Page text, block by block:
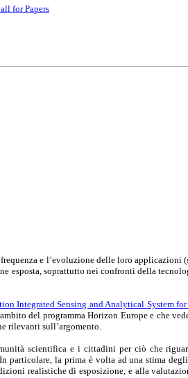
for Papers
e l’evoluzione delle loro applicazioni
esposta, soprattutto nei confronti della
Integrated Sensing and Analytical System
del programma Horizon Europe e che
rilevanti sull’argomento.
scientifica e i cittadini per ciò che
la prima è volta ad una stima
realistiche di esposizione, e alla